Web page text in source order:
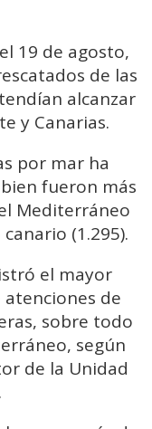
19 de agosto,
de las
alcanzar
y Canarias.
por mar ha
fueron más
Mediterráneo
(1.295).
el mayor
de
sobre todo
según
de la Unidad